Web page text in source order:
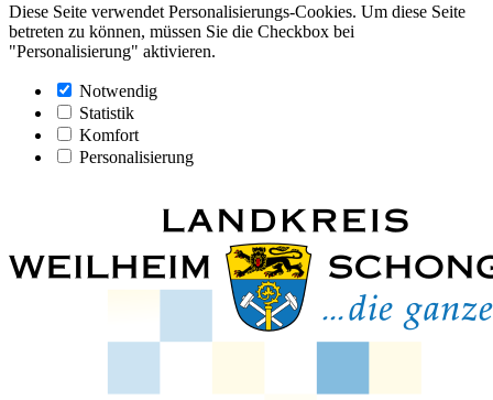
Diese Seite verwendet Personalisierungs-Cookies. Um diese Seite
betreten zu können, müssen Sie die Checkbox bei
"Personalisierung" aktivieren.
Notwendig
Statistik
Komfort
Personalisierung